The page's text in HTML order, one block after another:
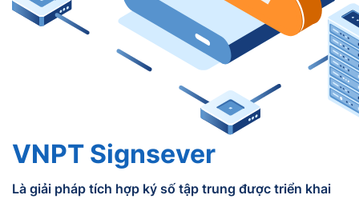
VNPT Signsever
Là giải pháp tích hợp ký số tập trung được triển khai